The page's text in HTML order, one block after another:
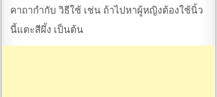
คาถากำกับ วิธีใช้ เช่น ถ้าไปหาผู้หญิงต้องใช้นิ้ว
นี้แตะสีผึ้ง เป็นต้น